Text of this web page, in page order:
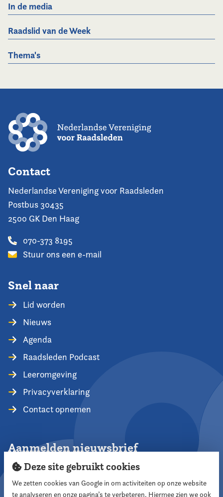
In de media
Raadslid van de Week
Thema's
Contact
Nederlandse Vereniging voor Raadsleden
Postbus 30435
2500 GK Den Haag
070-373 8195
Stuur ons een e-mail
Snel naar
Lid worden
Nieuws
Agenda
Raadsleden Podcast
Leeromgeving
Privacyverklaring
Contact opnemen
Aanmelden nieuwsbrief
Deze site gebruikt cookies
We zetten cookies van Google in om activiteiten op onze website
te analyseren en onze pagina’s te verbeteren. Hiermee zien we ook